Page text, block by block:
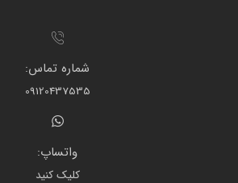
شماره تماس:
09120437535
واتساپ:
کلیک کنید